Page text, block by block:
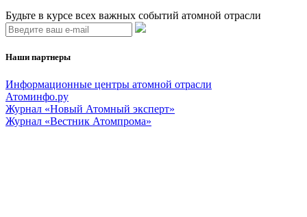
Будьте в курсе всех важных событий атомной отрасли
Наши партнеры
Информационные центры атомной отрасли
Атоминфо.ру
Журнал «Новый Атомный эксперт»
Журнал «Вестник Атомпрома»